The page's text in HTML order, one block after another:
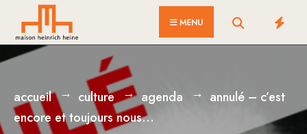
content
MENU
accueil culture agenda
annulé – c’est
encore et toujours nous…